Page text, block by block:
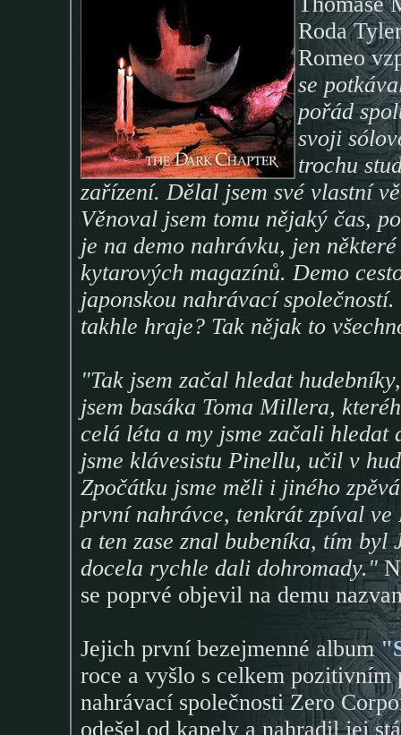
Roda
Romeo
se
pořád
svoji
trochu
zařízení. Dělal jsem své vlastní
Věnoval jsem tomu nějaký čas,
je na demo nahrávku, jen
kytarových magazínů. Demo
japonskou nahrávací
takhle hraje? Tak nějak to
"Tak jsem začal hledat
jsem basáka Toma Millera,
celá léta a my jsme začali
jsme klávesistu Pinellu, učil v
Zpočátku jsme měli i jiného
první nahrávce, tenkrát zpíval ve
a ten zase znal bubeníka, tím byl
docela rychle dali dohromady."
se poprvé objevil na demu
Jejich první bezejmenné album
roce a vyšlo s celkem
nahrávací společnosti Zero
odešel od kapely a nahradil jej